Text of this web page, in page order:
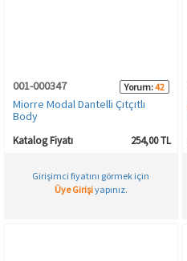
001-000347 Yorum:42
Miorre Modal Dantelli Çıtçıtlı
Body
Katalog Fiyatı 254,00 TL
Girişimci fiyatını görmek için
Üye Girişiyapınız.